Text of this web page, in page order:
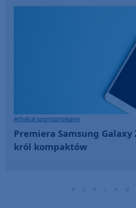
Artykuł sponsorowany
Premiera Samsung Galaxy
król kompaktów